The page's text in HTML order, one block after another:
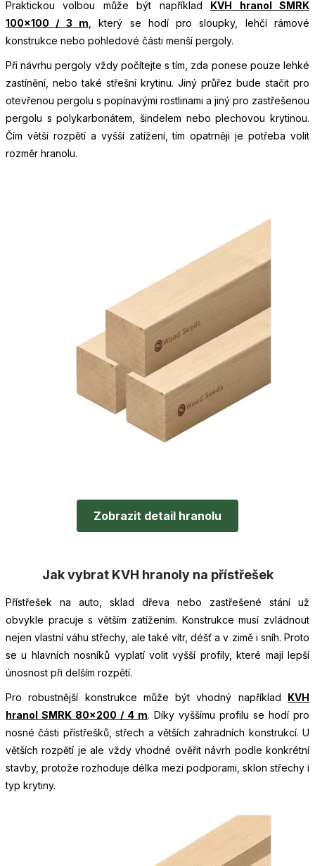
Praktickou volbou může být například KVH hranol SMRK
100×100 / 3 m , který se hodí pro sloupky, lehčí rámové
konstrukce nebo pohledové části menší pergoly.
Při návrhu pergoly vždy počítejte s tím, zda ponese pouze lehké
zastínění, nebo také střešní krytinu. Jiný průřez bude stačit pro
otevřenou pergolu s popínavými rostlinami a jiný pro zastřešenou
pergolu s polykarbonátem, šindelem nebo plechovou krytinou.
Čím větší rozpětí a vyšší zatížení, tím opatrněji je potřeba volit
rozměr hranolu.
Zobrazit detail hranolu
Jak vybrat KVH hranoly na přístřešek
Přístřešek na auto, sklad dřeva nebo zastřešené stání už
obvykle pracuje s větším zatížením. Konstrukce musí zvládnout
nejen vlastní váhu střechy, ale také vítr, déšť a v zimě i sníh. Proto
se u hlavních nosníků vyplatí volit vyšší profily, které mají lepší
únosnost při delším rozpětí.
Pro robustnější konstrukce může být vhodný například KVH
hranol SMRK 80×200 / 4 m. Díky vyššímu profilu se hodí pro
nosné části přístřešků, střech a větších zahradních konstrukcí. U
větších rozpětí je ale vždy vhodné ověřit návrh podle konkrétní
stavby, protože rozhoduje délka mezi podporami, sklon střechy i
typ krytiny.